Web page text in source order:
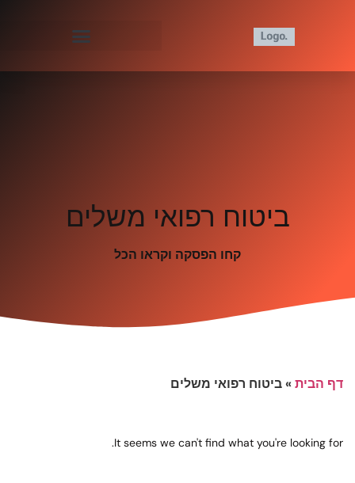
ביטוח רפואי משלים
קחו הפסקה וקראו הכל
דף הבית»ביטוח רפואי משלים
It seems we can't find what you're looking for.